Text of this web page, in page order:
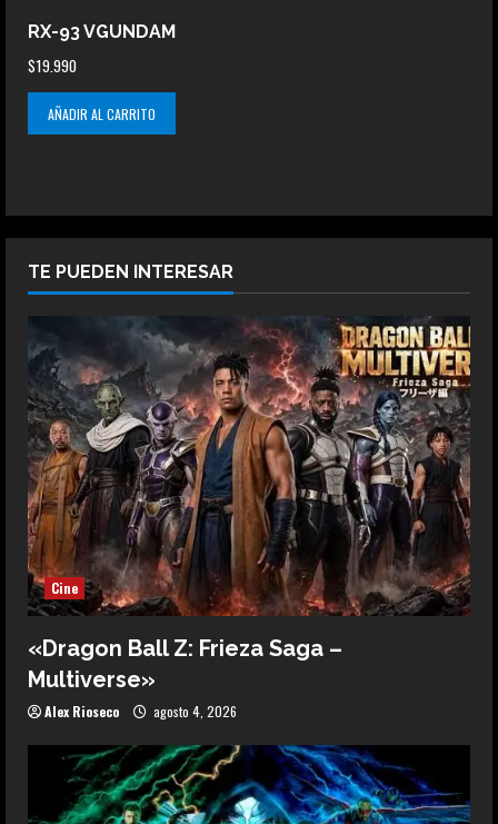
RX-93 VGUNDAM
$19.990
AÑADIR AL CARRITO
TE PUEDEN INTERESAR
Cine
«Dragon Ball Z: Frieza Saga –
Multiverse»
Alex Rioseco agosto 4, 2026